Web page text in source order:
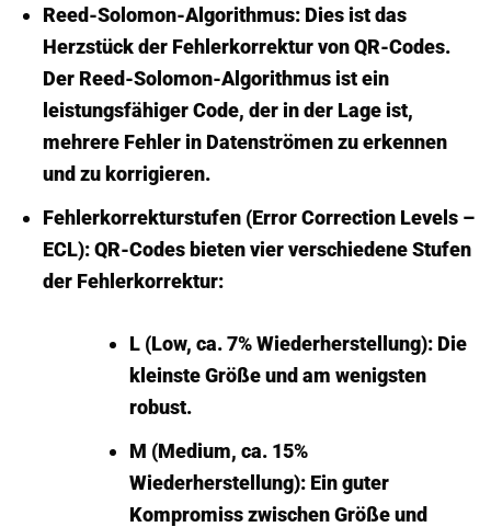
Reed-Solomon-Algorithmus:Dies ist das
Herzstück der Fehlerkorrektur von QR-Codes.
Der Reed-Solomon-Algorithmus ist ein
leistungsfähiger Code, der in der Lage ist,
mehrere Fehler in Datenströmen zu erkennen
und zu korrigieren.
Fehlerkorrekturstufen (Error Correction Levels –
ECL):QR-Codes bieten vier verschiedene Stufen
der Fehlerkorrektur:
L (Low, ca. 7% Wiederherstellung): Die
kleinste Größe und am wenigsten
robust.
M (Medium, ca. 15%
Wiederherstellung): Ein guter
Kompromiss zwischen Größe und